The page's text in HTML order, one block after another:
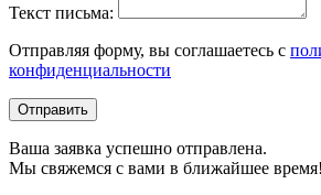
Текст письма:
Отправляя форму, вы соглашаетесь с
конфиденциальности
Отправить
Ваша заявка успешно отправлена.
Мы свяжемся с вами в ближайшее время!